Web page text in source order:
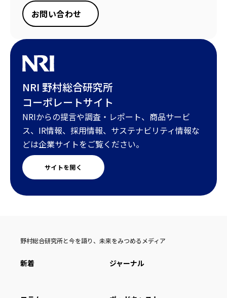
お問い合わせ
NRI 野村総合研究所
コーポレートサイト
NRIからの提言や調査・レポート、商品サービ
ス、IR情報、採用情報、サステナビリティ情報な
どは企業サイトをご覧ください。
サイトを開く
野村総合研究所と今を語り、未来をみつめるメディア
新着 ジャーナル